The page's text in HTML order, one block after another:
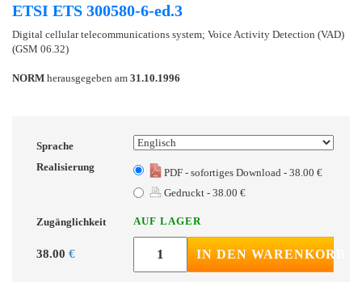
ETSI ETS 300580-6-ed.3
Digital cellular telecommunications system; Voice Activity Detection (VAD)
(GSM 06.32)
NORM herausgegeben am 31.10.1996
Sprache
Realisierung
PDF - sofortiges Download - 38.00 €
Gedruckt - 38.00 €
Zugänglichkeit AUF LAGER
38.00 € IN DEN WARENKORB